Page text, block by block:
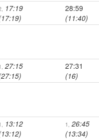
17:19
28:59
(11:40)
27:15
27:31
(16)
13:12
1, 26:45
(13:34)